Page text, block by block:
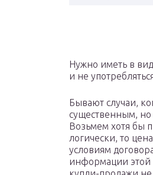
Нужно иметь в
и не
Бывают случаи,
существенным, но
Возьмем хотя бы
логически, то
условиям
информации этой